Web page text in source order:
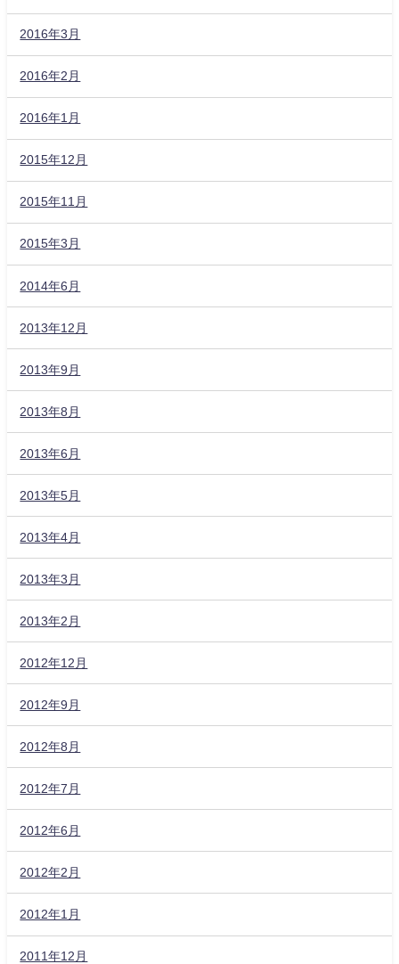
2016年3月
2016年2月
2016年1月
2015年12月
2015年11月
2015年3月
2014年6月
2013年12月
2013年9月
2013年8月
2013年6月
2013年5月
2013年4月
2013年3月
2013年2月
2012年12月
2012年9月
2012年8月
2012年7月
2012年6月
2012年2月
2012年1月
2011年12月